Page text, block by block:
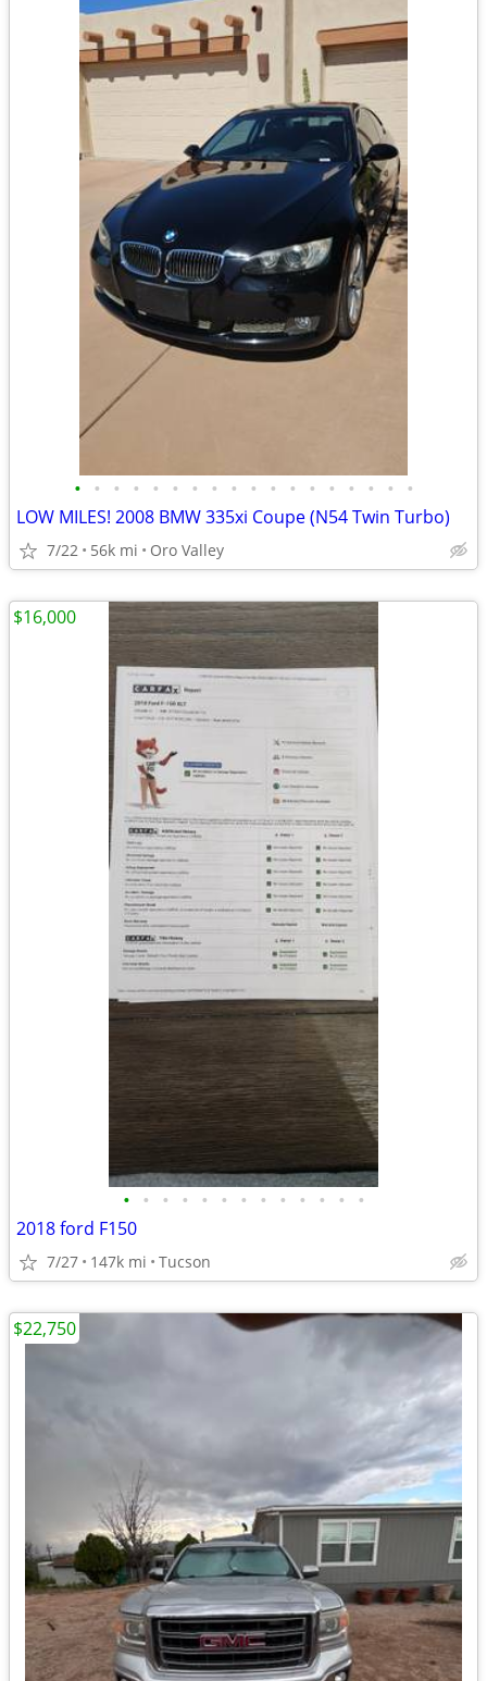
• • • • • • • • • • • • • • • • • •
LOW MILES! 2008 BMW 335xi Coupe (N54 Twin Turbo)
7/22 56k mi Oro Valley
• • • • • • • • • • • • •
2018 ford F150
7/27 147k mi Tucson
$16,000
$22,750